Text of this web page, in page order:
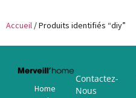
Accueil / Produits identifiés “diy”
Home
Contactez-
Nous